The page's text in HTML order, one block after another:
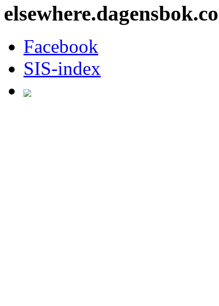
Facebook
SIS-index